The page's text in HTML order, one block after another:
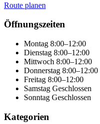
Route planen
+
Öffnungszeiten
Montag 8:00–12:00
Dienstag 8:00–12:00
Mittwoch 8:00–12:00
Donnerstag 8:00–12:00
Freitag 8:00–12:00
Samstag Geschlossen
Sonntag Geschlossen
Kategorien